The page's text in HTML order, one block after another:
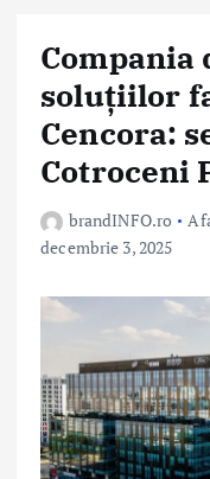
soluțiilor
Cencora:
Cotroceni
brandINFO.ro
decembrie 3, 2025